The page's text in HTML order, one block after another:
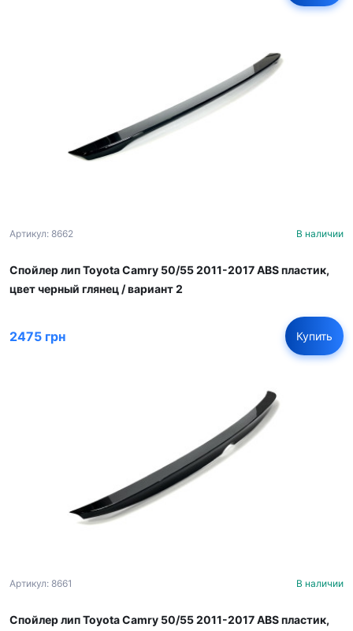
Артикул: 8662 В наличии
Спойлер лип Toyota Camry 50/55 2011-2017 ABS пластик,
цвет черный глянец / вариант 2
2475 грн Купить
Артикул: 8661 В наличии
Спойлер лип Toyota Camry 50/55 2011-2017 ABS пластик,